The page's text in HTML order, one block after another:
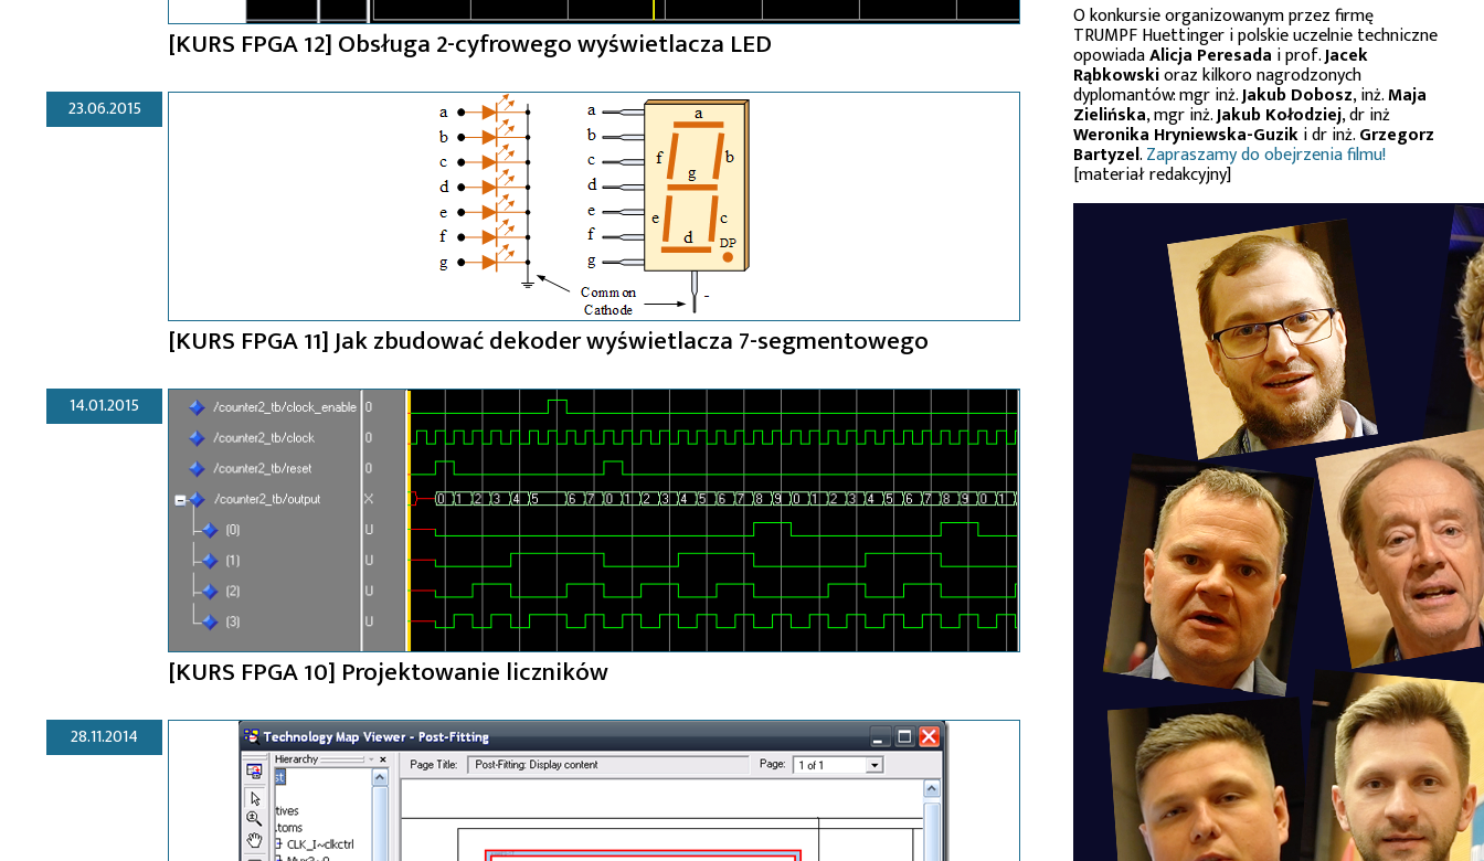
[KURS FPGA 12] Obsługa 2-cyfrowego wyświetlacza LED
23.06.2015
[KURS FPGA 11] Jak zbudować dekoder wyświetlacza 7-segmentowego
14.01.2015
[KURS FPGA 10] Projektowanie liczników
28.11.2014
O konkursie organizowanym przez firmę
TRUMPF Huettinger i polskie uczelnie techniczne
opowiadaAlicja Peresada i prof.Jacek
Rąbkowskioraz kilkoro nagrodzonych
dyplomantów: mgr inż.Jakub Dobosz, inż.Maja
Zielińska, mgr inż.Jakub Kołodziej, dr inż
Weronika Hryniewska-Guziki dr inż.Grzegorz
Bartyzel.Zapraszamy do obejrzenia filmu!
[materiał redakcyjny]